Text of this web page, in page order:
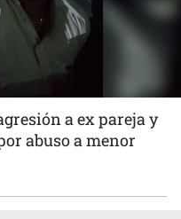
a ex pareja y
abuso a menor